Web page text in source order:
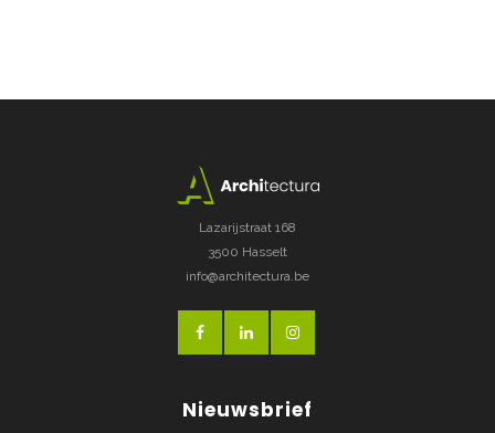
Lazarijstraat 168
3500 Hasselt
info@architectura.be
Nieuwsbrief